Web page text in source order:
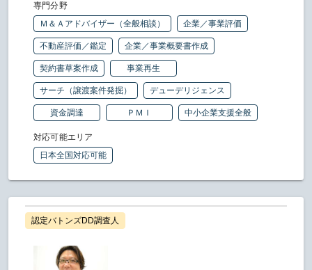
専門分野
Ｍ＆Ａアドバイザー（全般相談）
企業／事業評価
不動産評価／鑑定 企業／事業概要書作成
契約書草案作成 事業再生
サーチ（譲渡案件発掘） デューデリジェンス
資金調達 ＰＭＩ 中小企業支援全般
対応可能エリア
日本全国対応可能
認定バトンズDD調査人